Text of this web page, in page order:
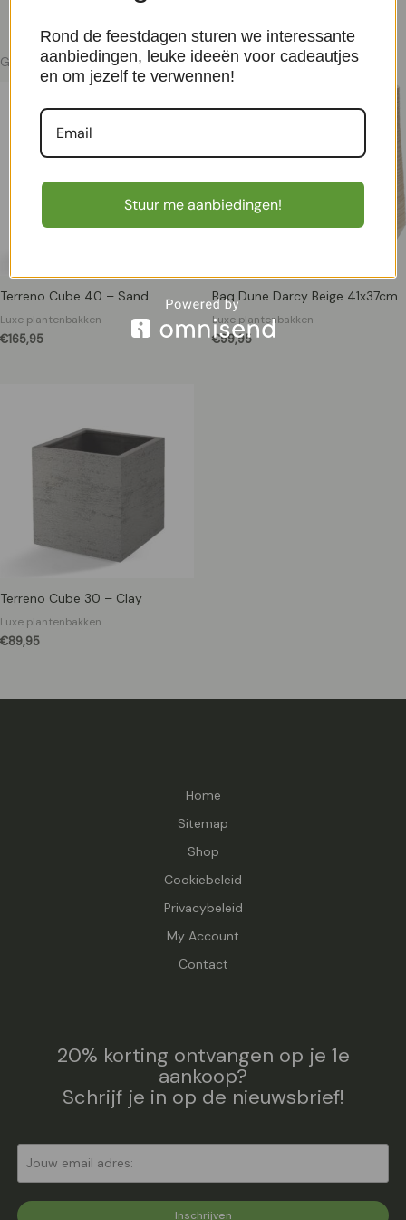
Gerelateerde producten
Terreno Cube 40 – Sand
Luxe plantenbakken
€165,95
Baq Dune Darcy Beige 41x37cm
Luxe plantenbakken
€99,95
Terreno Cube 30 – Clay
Luxe plantenbakken
€89,95
Home
Sitemap
Shop
Cookiebeleid
Privacybeleid
My Account
Contact
20% korting ontvangen op je 1e
aankoop?
Schrijf je in op de nieuwsbrief!
Inschrijven
Rond de feestdagen sturen we interessante
aanbiedingen, leuke ideeën voor cadeautjes
en om jezelf te verwennen!
Stuur me aanbiedingen!